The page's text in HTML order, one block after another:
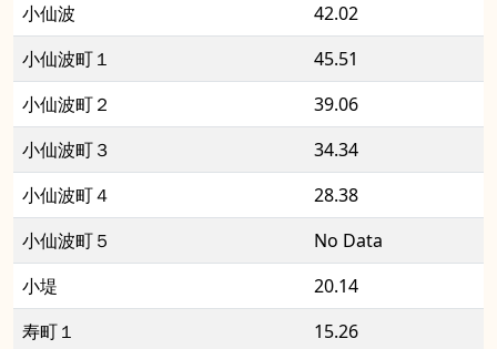
小仙波
42.02
小仙波町１
45.51
小仙波町２
39.06
小仙波町３
34.34
小仙波町４
28.38
小仙波町５
No Data
小堤
20.14
寿町１
15.26